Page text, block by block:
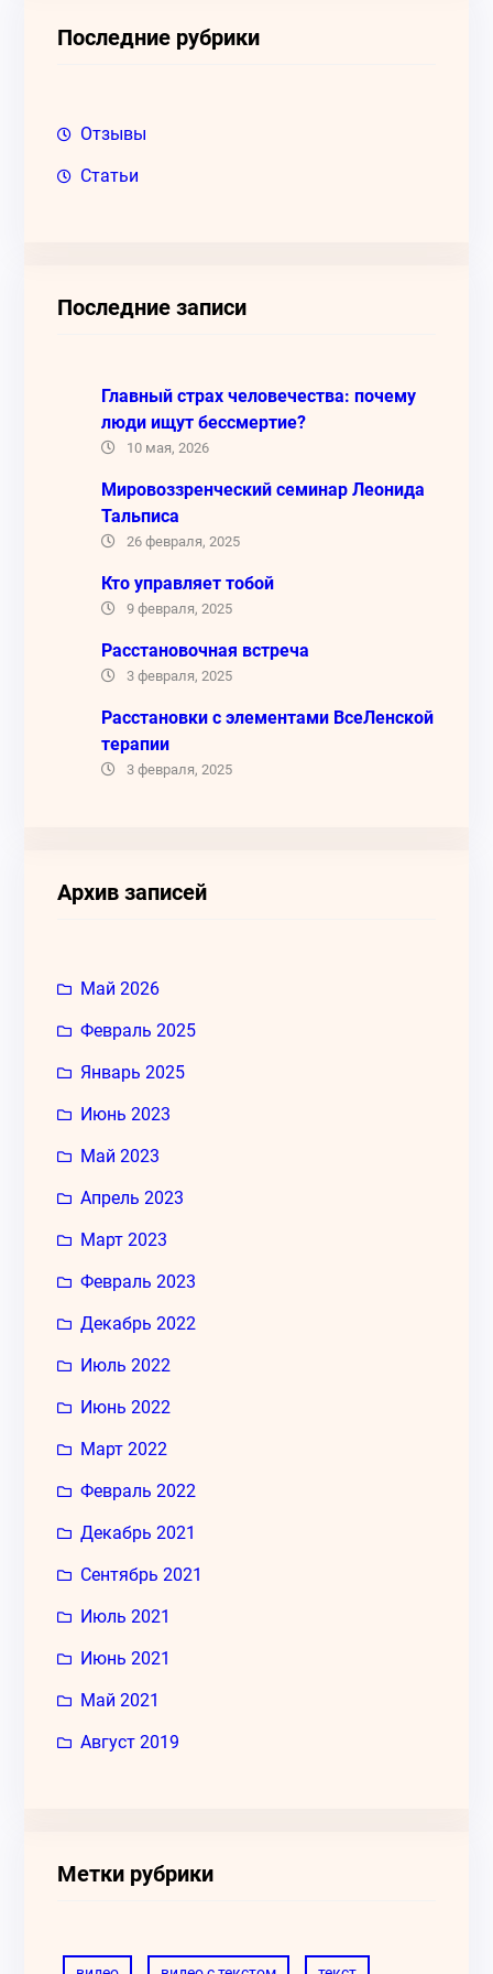
Последние рубрики
Отзывы
Статьи
Последние записи
Главный страх человечества: почему
люди ищут бессмертие?
10 мая, 2026
Мировоззренческий семинар Леонида
Тальписа
26 февраля, 2025
Кто управляет тобой
9 февраля, 2025
Расстановочная встреча
3 февраля, 2025
Расстановки с элементами ВсеЛенской
терапии
3 февраля, 2025
Архив записей
Май 2026
Февраль 2025
Январь 2025
Июнь 2023
Май 2023
Апрель 2023
Март 2023
Февраль 2023
Декабрь 2022
Июль 2022
Июнь 2022
Март 2022
Февраль 2022
Декабрь 2021
Сентябрь 2021
Июль 2021
Июнь 2021
Май 2021
Август 2019
Метки рубрики